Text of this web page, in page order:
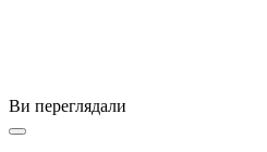
Ви переглядали